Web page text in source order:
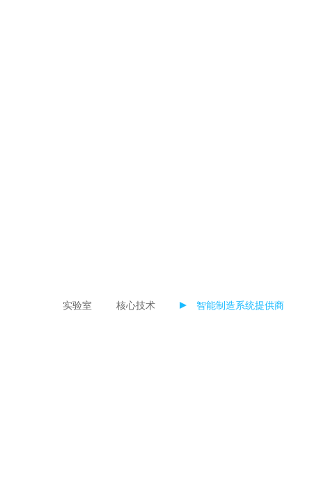
实验室 核心技术 智能制造系统提供商